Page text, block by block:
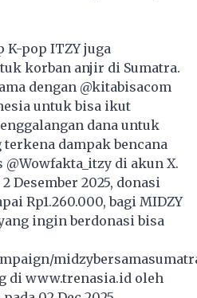
pop ITZY juga
korban anjir di Sumatra.
dengan @kitabisacom
untuk bisa ikut
dana untuk
dampak bencana
di akun X.
Desember 2025, donasi
Rp1.260.000, bagi MIDZY
ingin berdonasi bisa
di www.trenasia.id oleh